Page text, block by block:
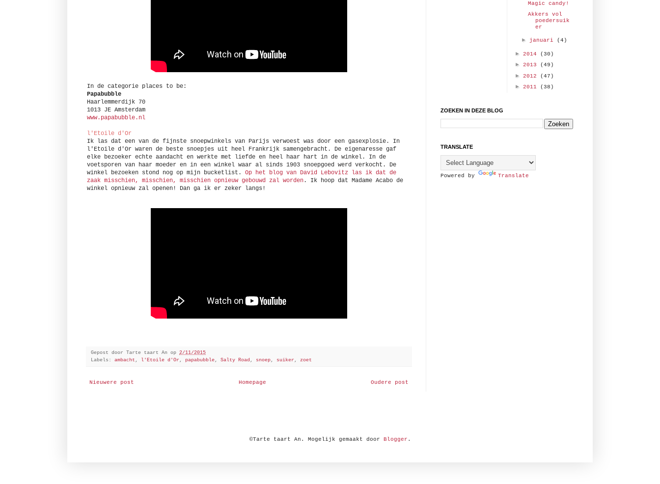
In de categorie places to be:
Papabubble
Haarlemmerdijk 70
1013 JE Amsterdam
www.papabubble.nl
l'Etoile d'Or
Ik las dat een van de fijnste snoepwinkels van Parijs verwoest was door een gasexplosie. In
l'Etoile d'Or waren de beste snoepjes uit heel Frankrijk samengebracht. De eigenaresse gaf
elke bezoeker echte aandacht en werkte met liefde en heel haar hart in de winkel. In de
voetsporen van haar moeder en in een winkel waar al sinds 1903 snoepgoed werd verkocht. De
winkel bezoeken stond nog op mijn bucketlist. Op het blog van David Lebovitz las ik dat de
zaak misschien, misschien, misschien opnieuw gebouwd zal worden . Ik hoop dat Madame Acabo de
winkel opnieuw zal openen! Dan ga ik er zeker langs!
Gepost door Tarte taart An op 2/11/2015
Labels: ambacht , l'Etoile d'Or , papabubble, Salty Road , snoep, suiker , zoet
Nieuwere post Oudere post
Homepage
Magic candy!
Akkers vol
poedersuik
er
► januari (4)
► 2014 (30)
► 2013 (49)
► 2012 (47)
► 2011 (38)
ZOEKEN IN DEZE BLOG
TRANSLATE
Powered by Translate
©Tarte taart An. Mogelijk gemaakt door Blogger .